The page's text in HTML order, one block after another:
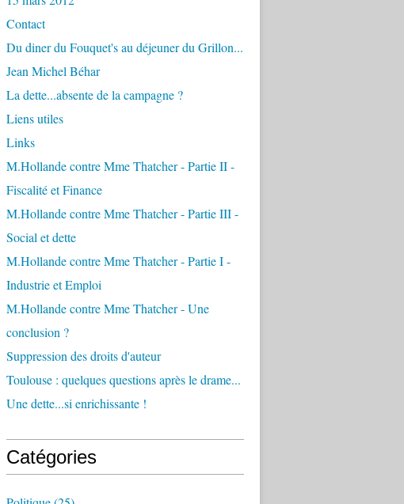
Contact
Du diner du Fouquet's au déjeuner du Grillon...
Jean Michel Béhar
La dette...absente de la campagne ?
Liens utiles
Links
M.Hollande contre Mme Thatcher - Partie II -
Fiscalité et Finance
M.Hollande contre Mme Thatcher - Partie III -
Social et dette
M.Hollande contre Mme Thatcher - Partie I -
Industrie et Emploi
M.Hollande contre Mme Thatcher - Une
conclusion ?
Suppression des droits d'auteur
Toulouse : quelques questions après le drame...
Une dette...si enrichissante !
Catégories